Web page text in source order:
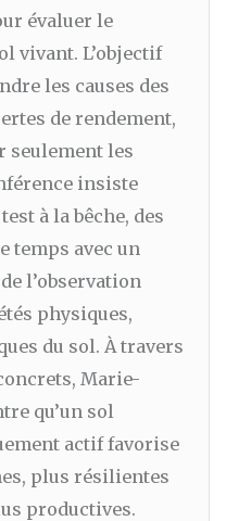
évaluer le
vivant. L’objectif
les causes des
de rendement,
seulement les
insiste
à la bêche, des
temps avec un
l’observation
physiques,
du sol. À travers
Marie-
qu’un sol
actif favorise
plus résilientes
productives.